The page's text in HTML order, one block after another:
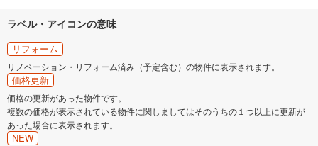
ラベル・アイコンの意味
リフォーム
リノベーション・リフォーム済み（予定含む）の物件に表示されます。
価格更新
価格の更新があった物件です。
複数の価格が表示されている物件に関しましてはそのうちの１つ以上に更新が
あった場合に表示されます。
NEW